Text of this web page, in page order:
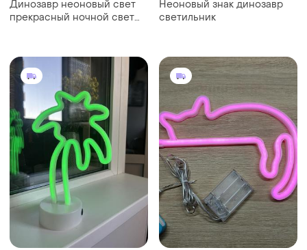
Динозавр неоновый свет
прекрасный ночной свет
Неоновый знак динозавр
светильник